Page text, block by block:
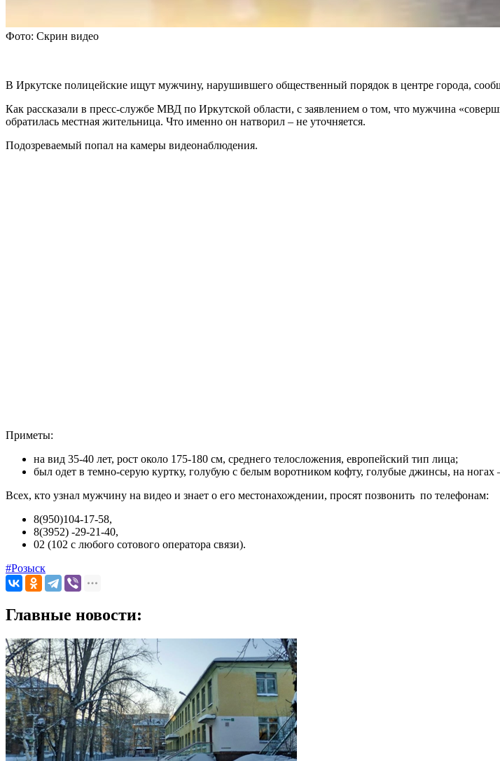
Фото: Скрин видео
В Иркутске полицейские ищут мужчину, нарушившего общественный порядок в центре города,
Как рассказали в пресс-службе МВД по Иркутской области, с заявлением о том, что мужчина
обратилась местная жительница. Что именно он натворил – не уточняется.
Подозреваемый попал на камеры видеонаблюдения.
Приметы:
на вид 35-40 лет, рост около 175-180 см, среднего телосложения, европейский тип лица;
был одет в темно-серую куртку, голубую с белым воротником кофту, голубые джинсы, на ногах
Всех, кто узнал мужчину на видео и знает о его местонахождении, просят позвонить по телефонам:
8(950)104-17-58,
8(3952) -29-21-40,
02 (102 с любого сотового оператора связи).
#Розыск
Главные новости: